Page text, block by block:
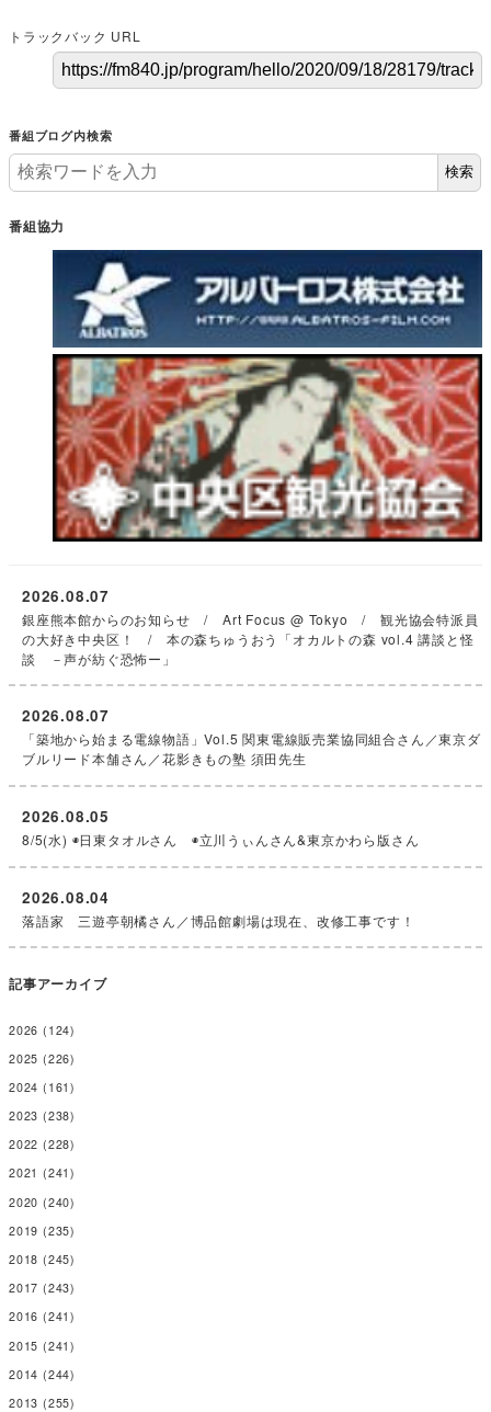
トラックバック URL
番組ブログ内検索
検索
番組協力
銀座熊本館からのお知らせ / Art Focus @ Tokyo / 観光協会特派員
の大好き中央区！ / 本の森ちゅうおう「オカルトの森 vol.4 講談と怪
談 －声が紡ぐ恐怖ー」
2026.08.07
「築地から始まる電線物語」Vol.5 関東電線販売業協同組合さん／東京ダ
ブルリード本舗さん／花影きもの塾 須田先生
2026.08.07
8/5(水) ◉日東タオルさん ◉立川うぃんさん&東京かわら版さん
2026.08.05
落語家 三遊亭朝橘さん／博品館劇場は現在、改修工事です！
2026.08.04
記事アーカイブ
2026 (124)
2025 (226)
2024 (161)
2023 (238)
2022 (228)
2021 (241)
2020 (240)
2019 (235)
2018 (245)
2017 (243)
2016 (241)
2015 (241)
2014 (244)
2013 (255)